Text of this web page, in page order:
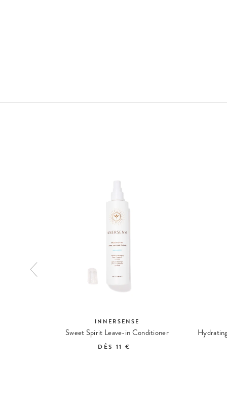
INNERSENSE
Sweet Spirit Leave-in Conditioner
DÈS 11 €